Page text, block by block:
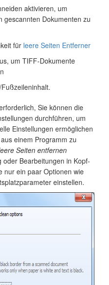
aktivieren, um
gescannten Dokumenten zu
für leere Seiten Entferner
um TIFF-Dokumente
Sie können die
durchführen, um
Einstellungen ermöglichen
einem Programm zu
Seiten entfernen
Bearbeitungen in Kopf-
nur ein paar Optionen wie
einstellen.